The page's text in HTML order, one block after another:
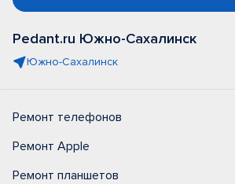
Pedant.ru Южно-Сахалинск
Южно-Сахалинск
Ремонт телефонов
Ремонт Apple
Ремонт планшетов